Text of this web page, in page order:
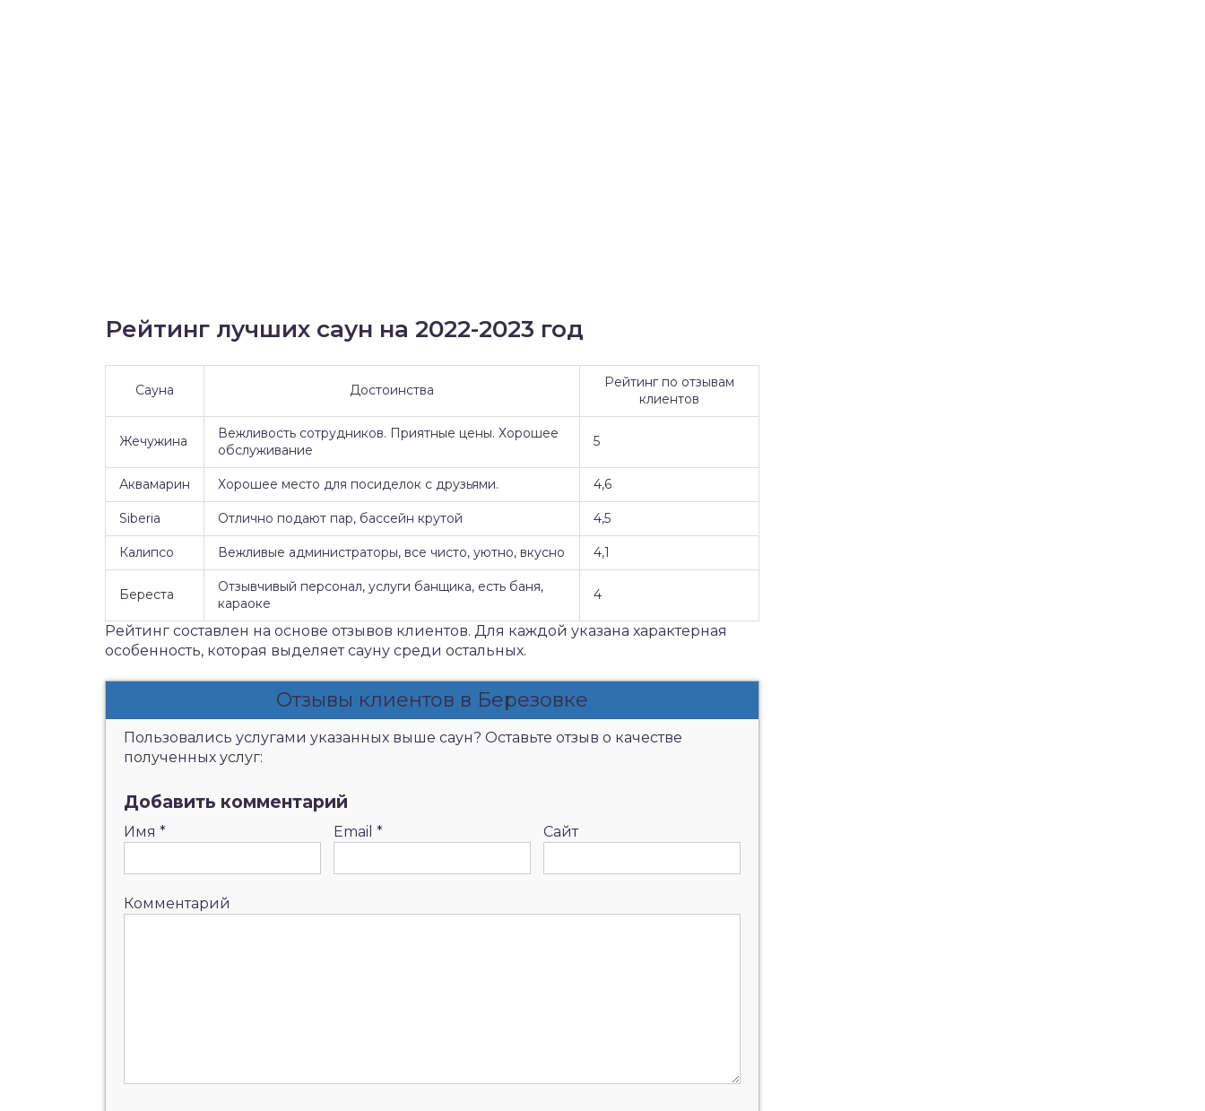
Рейтинг лучших саун на 2022-2023 год
Сауна Достоинства
Рейтинг по отзывам
клиентов
Жечужина
Вежливость сотрудников. Приятные цены. Хорошее
обслуживание
5
Аквамарин Хорошее место для посиделок с друзьями. 4,6
Siberia Отлично подают пар, бассейн крутой 4,5
Калипсо Вежливые администраторы, все чисто, уютно, вкусно 4,1
Береста
Отзывчивый персонал, услуги банщика, есть баня,
караоке
4
Рейтинг составлен на основе отзывов клиентов. Для каждой указана характерная
особенность, которая выделяет сауну среди остальных.
Отзывы клиентов в Березовке
Пользовались услугами указанных выше саун? Оставьте отзыв о качестве
полученных услуг:
Добавить комментарий
Имя * Email * Сайт
Комментарий